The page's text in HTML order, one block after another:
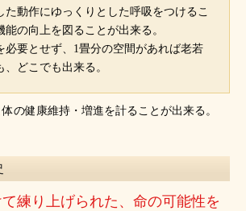
た動作にゆっくりとした呼吸をつけるこ
能の向上を図ることが出来る。
必要とせず、1畳分の空間があれば老若
、どこでも出来る。
の健康維持・増進を計ることが出来る。
練り上げられた、命の可能性を